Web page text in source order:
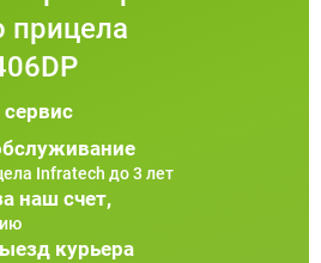
прицела
Infratech до 3 лет
наш счет,
курьера